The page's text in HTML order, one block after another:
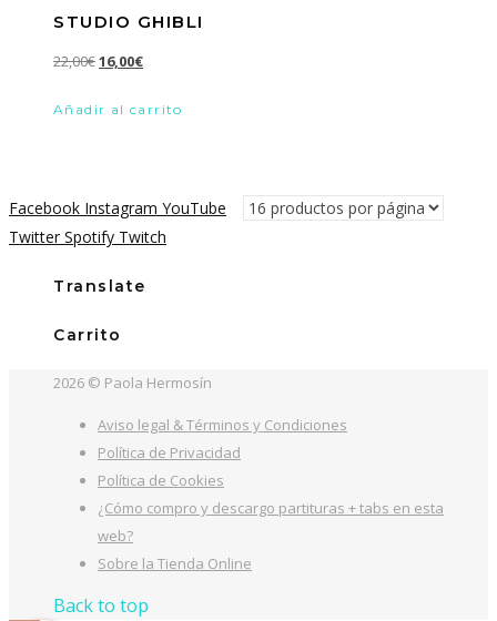
STUDIO GHIBLI
22,00€El
original
16,00€El
actual
Añadir al carrito
Facebook Instagram YouTube
Twitter Spotify Twitch
Translate
Carrito
2026 © Paola Hermosín
Aviso legal & Términos y Condiciones
Política de Privacidad
Política de Cookies
¿Cómo compro y descargo partituras + tabs en esta
web?
Sobre la Tienda Online
Back to top